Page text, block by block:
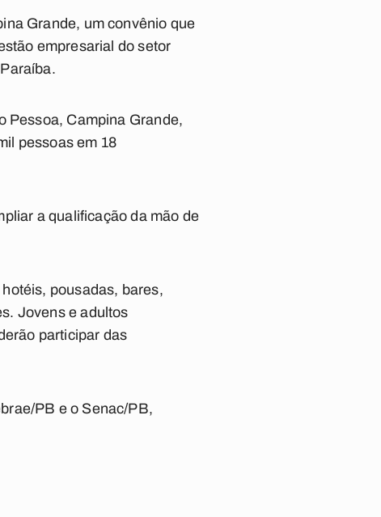
Grande, um convênio que
empresarial do setor
Pessoa, Campina Grande,
pessoas em 18
a qualificação da mão de
pousadas, bares,
Jovens e adultos
participar das
PB e o Senac/PB,